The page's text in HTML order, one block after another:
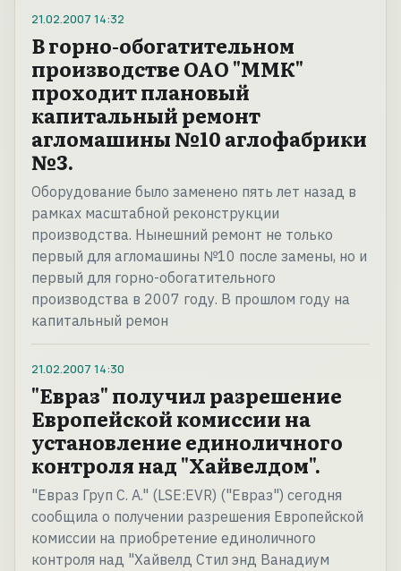
21.02.2007 14:32
В горно-обогатительном
производстве ОАО "ММК"
проходит плановый
капитальный ремонт
агломашины №10 аглофабрики
№3.
Оборудование было заменено пять лет назад в
рамках масштабной реконструкции
производства. Нынешний ремонт не только
первый для агломашины №10 после замены, но и
первый для горно-обогатительного
производства в 2007 году. В прошлом году на
капитальный ремон
21.02.2007 14:30
"Евраз" получил разрешение
Европейской комиссии на
установление единоличного
контроля над "Хайвелдом".
"Евраз Груп С. А." (LSE:EVR) ("Евраз") сегодня
сообщила о получении разрешения Европейской
комиссии на приобретение единоличного
контроля над "Хайвелд Стил энд Ванадиум